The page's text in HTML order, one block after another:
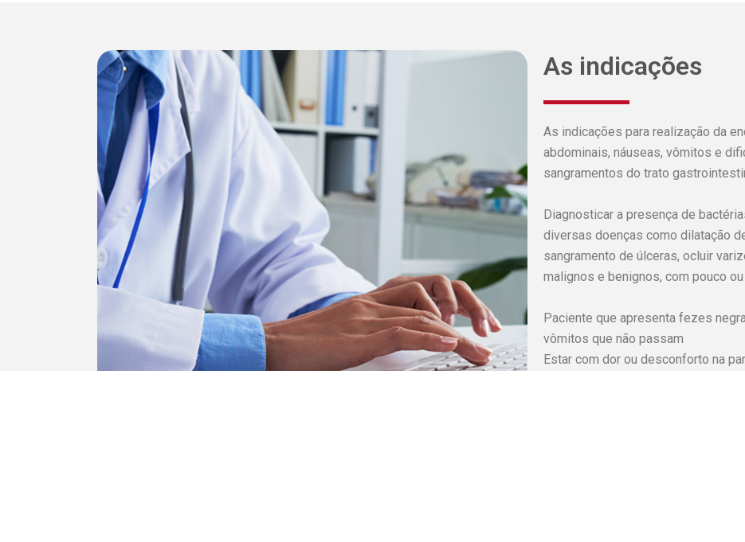
As indicações
As indicações para realização da
abdominais, náuseas, vômitos e
sangramentos do trato
Diagnosticar a presença de
diversas doenças como dilatação
sangramento de úlceras, ocluir
malignos e benignos, com pouco
Paciente que apresenta fezes
vômitos que não passam
Estar com dor ou desconforto na